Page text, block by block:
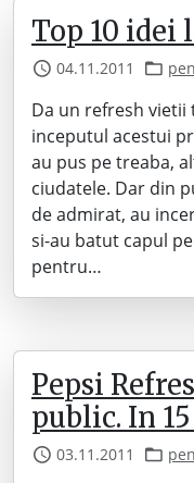
Top 10 idei
04.11.2011
Da un refresh vietii
inceputul acestui
au pus pe treaba,
ciudatele. Dar din
de admirat, au
si-au batut capul
pentru…
Pepsi
public. In
03.11.2011